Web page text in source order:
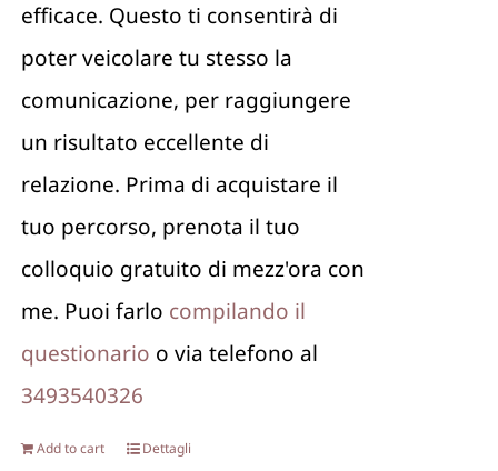
efficace. Questo ti consentirà di
poter veicolare tu stesso la
comunicazione, per raggiungere
un risultato eccellente di
relazione. Prima di acquistare il
tuo percorso, prenota il tuo
colloquio gratuito di mezz'ora con
me. Puoi farlo compilando il
questionario o via telefono al
3493540326
Add to cart Dettagli